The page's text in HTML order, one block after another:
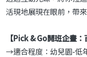
活現地展現在眼前，帶
【Pick & Go開班企畫
→適合程度：幼兒園-低